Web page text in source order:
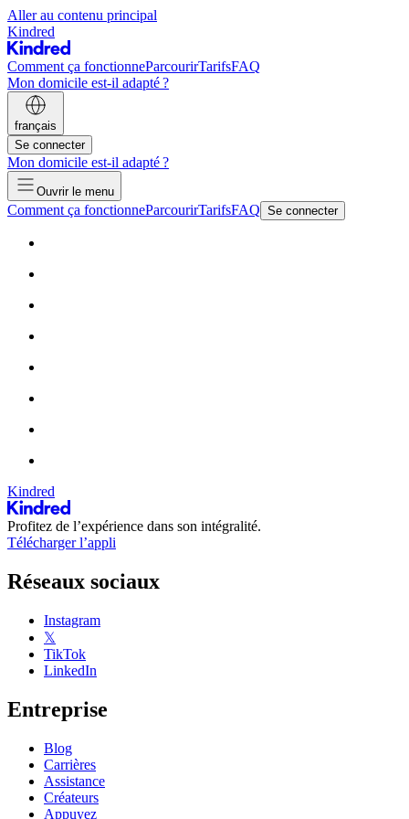
Aller au contenu principal
Kindred
Comment ça fonctionneParcourirTarifsFAQ
Mon domicile est-il adapté ?
français
Se connecter
Mon domicile est-il adapté ?
Ouvrir le menu
Comment ça fonctionneParcourirTarifsFAQ Se connecter
Kindred
Profitez de l’expérience dans son intégralité.
Télécharger l’appli
Réseaux sociaux
Instagram
𝕏
TikTok
LinkedIn
Entreprise
Blog
Carrières
Assistance
Créateurs
Appuyez